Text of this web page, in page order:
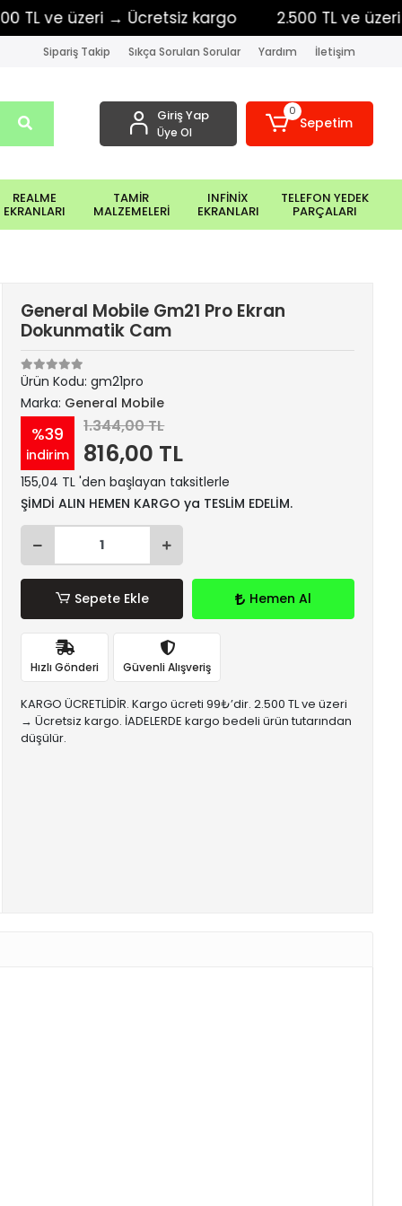
üzeri → Ücretsiz kargo 2.500 TL ve üzeri →
Sipariş Takip Sıkça Sorulan Sorular Yardım İletişim
Giriş Yap
Üye Ol
0
Sepetim
REALME
EKRANLARI
TAMİR
MALZEMELERİ
INFİNİX
EKRANLARI
TELEFON YEDEK
PARÇALARI
General Mobile Gm21 Pro Ekran
Dokunmatik Cam
Ürün Kodu:gm21pro
Marka: General Mobile
%39
indirim
1.344,00 TL
816,00 TL
155,04 TL 'den başlayan taksitlerle
ŞİMDİ ALIN HEMEN KARGO ya TESLİM EDELİM.
Sepete Ekle Hemen Al
Hızlı Gönderi Güvenli Alışveriş
KARGO ÜCRETLİDİR. Kargo ücreti 99₺’dir. 2.500 TL ve üzeri
→ Ücretsiz kargo. İADELERDE kargo bedeli ürün tutarından
düşülür.